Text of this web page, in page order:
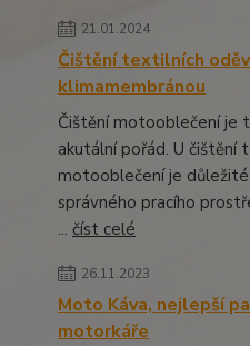
21.01.2024
Čištění textilních
klimamembránou
Čištění motooblečení je
akutální pořád. U čištění
motooblečení je
správného pracího
... číst celé
26.11.2023
Moto Káva, nejlepší
motorkáře